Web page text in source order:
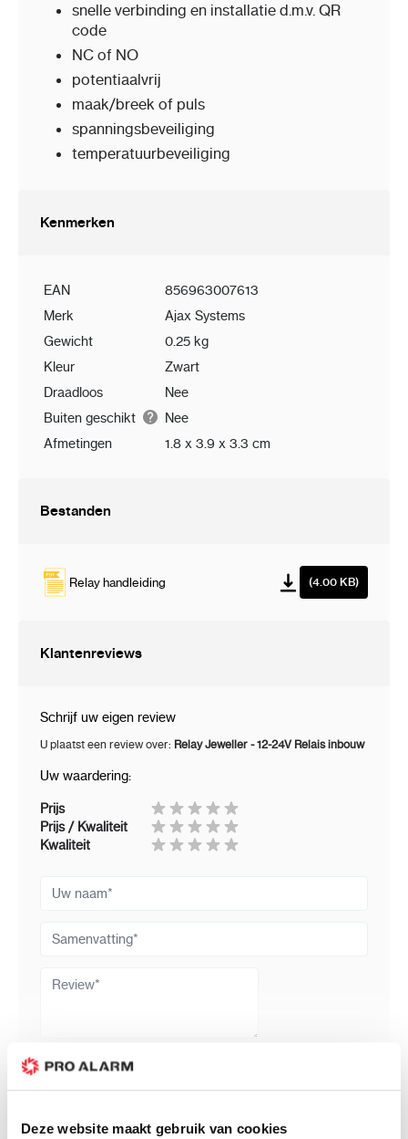
Deze website maakt gebruik van cookies
snelle verbinding en installatie d.m.v. QR
code
NC of NO
potentiaalvrij
maak/breek of puls
spanningsbeveiliging
temperatuurbeveiliging
Kenmerken
EAN
856963007613
Merk
Ajax Systems
Gewicht
0.25 kg
Kleur
Zwart
Draadloos
Nee
Buiten geschikt
Nee
Afmetingen
1.8 x 3.9 x 3.3 cm
Bestanden
Relay handleiding (4.00 KB)
Klantenreviews
Schrijf uw eigen review
U plaatst een review over: Relay Jeweller - 12-24V Relais inbouw
Uw waardering:
Prijs
Prijs / Kwaliteit
Kwaliteit
Uw naam
Samenvatting
Review
Review versturen
Bijbehorende producten